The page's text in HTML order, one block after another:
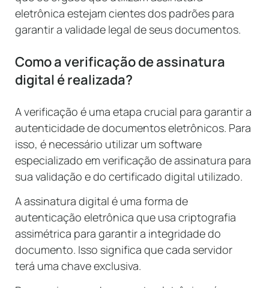
eletrônica estejam cientes dos padrões para
garantir a validade legal de seus documentos.
Como a verificação de assinatura
digital é realizada?
A verificação é uma etapa crucial para garantir a
autenticidade de documentos eletrônicos. Para
isso, é necessário utilizar um software
especializado em verificação de assinatura para
sua validação e do certificado digital utilizado.
A assinatura digital é uma forma de
autenticação eletrônica que usa criptografia
assimétrica para garantir a integridade do
documento. Isso significa que cada servidor
terá uma chave exclusiva.